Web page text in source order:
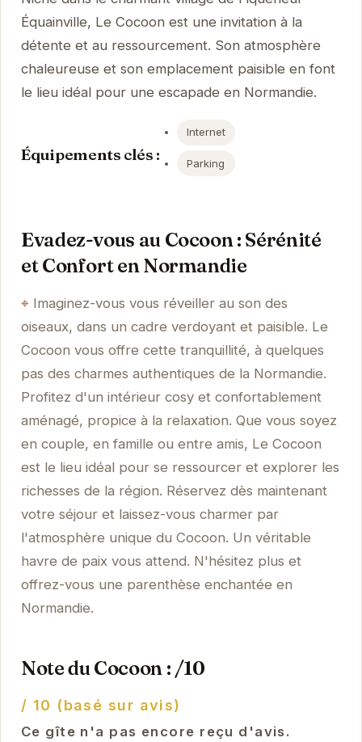
Équainville, Le Cocoon est une invitation à la
détente et au ressourcement. Son atmosphère
chaleureuse et son emplacement paisible en font
le lieu idéal pour une escapade en Normandie.
Équipements clés :
Internet
Parking
Evadez-vous au Cocoon : Sérénité
et Confort en Normandie
Imaginez-vous vous réveiller au son des
oiseaux, dans un cadre verdoyant et paisible. Le
Cocoon vous offre cette tranquillité, à quelques
pas des charmes authentiques de la Normandie.
Profitez d'un intérieur cosy et confortablement
aménagé, propice à la relaxation. Que vous soyez
en couple, en famille ou entre amis, Le Cocoon
est le lieu idéal pour se ressourcer et explorer les
richesses de la région. Réservez dès maintenant
votre séjour et laissez-vous charmer par
l'atmosphère unique du Cocoon. Un véritable
havre de paix vous attend. N'hésitez plus et
offrez-vous une parenthèse enchantée en
Normandie.
Note du Cocoon : /10
/ 10 (basé sur avis)
Ce gîte n'a pas encore reçu d'avis.